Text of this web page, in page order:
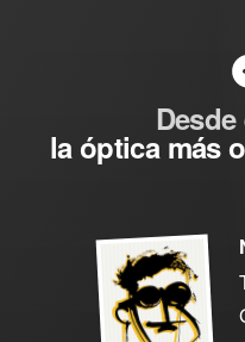
Desde
la óptica más